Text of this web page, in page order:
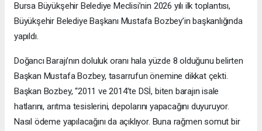
Bursa Büyükşehir Belediye Meclisi’nin 2026 yılı ilk toplantısı,
Büyükşehir Belediye Başkanı Mustafa Bozbey’in başkanlığında
yapıldı.
Doğancı Barajı’nın doluluk oranı hala yüzde 8 olduğunu belirten
Başkan Mustafa Bozbey, tasarrufun önemine dikkat çekti.
Başkan Bozbey, “2011 ve 2014’te DSİ, biten barajın isale
hatlarını, arıtma tesislerini, depolarını yapacağını duyuruyor.
Nasıl ödeme yapılacağını da açıklıyor. Buna rağmen somut bir